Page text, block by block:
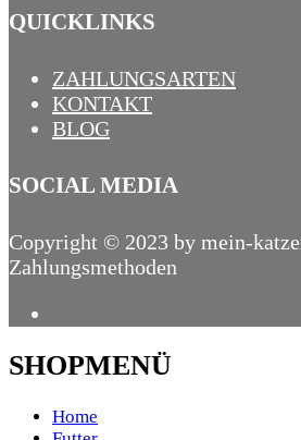
QUICKLINKS
ZAHLUNGSARTEN
KONTAKT
BLOG
SOCIAL MEDIA
Copyright © 2023 by mein-
Zahlungsmethoden
SHOPMENÜ
Home